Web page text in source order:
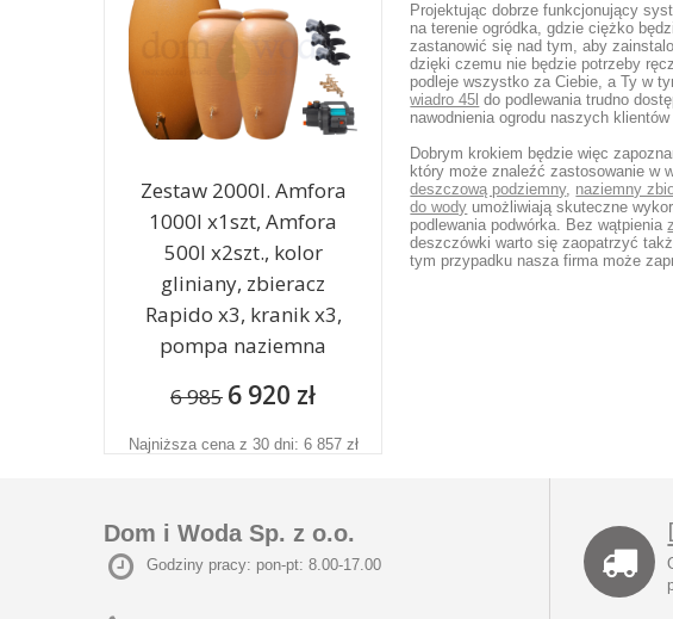
Zestaw 2000l. Amfora
1000l x1szt, Amfora
500l x2szt., kolor
gliniany, zbieracz
Rapido x3, kranik x3,
pompa naziemna
6 985 6 920 zł
Najniższa cena z 30 dni: 6 857 zł
Projektując dobrze funkcjonujący
na terenie ogródka, gdzie ciężko
zastanowić się nad tym, aby
dzięki czemu nie będzie potrzeby
podleje wszystko za Ciebie, a Ty w
wiadro 45l do podlewania trudno
nawodnienia ogrodu naszych
Dobrym krokiem będzie więc
który może znaleźć zastosowanie w
deszczową podziemny, naziemny
do wody umożliwiają skuteczne
podlewania podwórka. Bez wątpienia
deszczówki warto się zaopatrzyć
tym przypadku nasza firma może
Dom i Woda Sp. z o.o.
Godziny pracy: pon-pt: 8.00-17.00